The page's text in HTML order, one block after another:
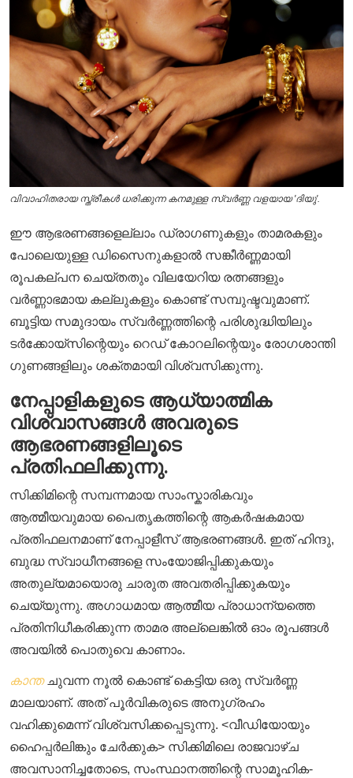
വിവാഹിതരായ സ്ത്രീകൾ ധരിക്കുന്ന കനമുള്ള സ്വർണ്ണ വളയായ 'ദിയു'.
ഈ ആഭരണങ്ങളെല്ലാം ഡ്രാഗണുകളും താമരകളും
പോലെയുള്ള ഡിസൈനുകളാൽ സങ്കീർണ്ണമായി
രൂപകല്പന ചെയ്തതും വിലയേറിയ രത്നങ്ങളും
വർണ്ണാഭമായ കല്ലുകളും കൊണ്ട് സമ്പുഷ്ടവുമാണ്.
ബൂട്ടിയ സമുദായം സ്വർണ്ണത്തിന്റെ പരിശുദ്ധിയിലും
ടർക്കോയ്‌സിന്റെയും റെഡ് കോറലിന്റെയും രോഗശാന്തി
ഗുണങ്ങളിലും ശക്തമായി വിശ്വസിക്കുന്നു.
നേപ്പാളികളുടെ ആധ്യാത്മിക
വിശ്വാസങ്ങൾ അവരുടെ
ആഭരണങ്ങളിലൂടെ
പ്രതിഫലിക്കുന്നു.
സിക്കിമിന്റെ സമ്പന്നമായ സാംസ്കാരികവും
ആത്മീയവുമായ പൈതൃകത്തിന്റെ ആകർഷകമായ
പ്രതിഫലനമാണ് നേപ്പാളീസ് ആഭരണങ്ങൾ. ഇത് ഹിന്ദു,
ബുദ്ധ സ്വാധീനങ്ങളെ സംയോജിപ്പിക്കുകയും
അതുല്യമായൊരു ചാരുത അവതരിപ്പിക്കുകയും
ചെയ്യുന്നു. അഗാധമായ ആത്മീയ പ്രാധാന്യത്തെ
പ്രതിനിധീകരിക്കുന്ന താമര അല്ലെങ്കിൽ ഓം രൂപങ്ങൾ
അവയിൽ പൊതുവെ കാണാം.
കാന്തചുവന്ന നൂൽ കൊണ്ട് കെട്ടിയ ഒരു സ്വർണ്ണ
മാലയാണ്. അത് പൂർവികരുടെ അനുഗ്രഹം
വഹിക്കുമെന്ന് വിശ്വസിക്കപ്പെടുന്നു. <വീഡിയോയും
ഹൈപ്പർലിങ്കും ചേർക്കുക> സിക്കിമിലെ രാജവാഴ്ച
അവസാനിച്ചതോടെ, സംസ്ഥാനത്തിന്റെ സാമൂഹിക-